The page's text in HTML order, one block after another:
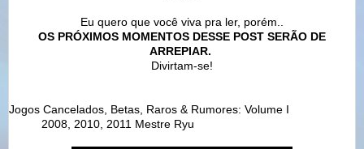
Eu quero que você viva pra ler, porém..
OS PRÓXIMOS MOMENTOS DESSE POST SERÃO DE
ARREPIAR.
Divirtam-se!
Jogos Cancelados, Betas, Raros & Rumores: Volume I
2008, 2010, 2011 Mestre Ryu